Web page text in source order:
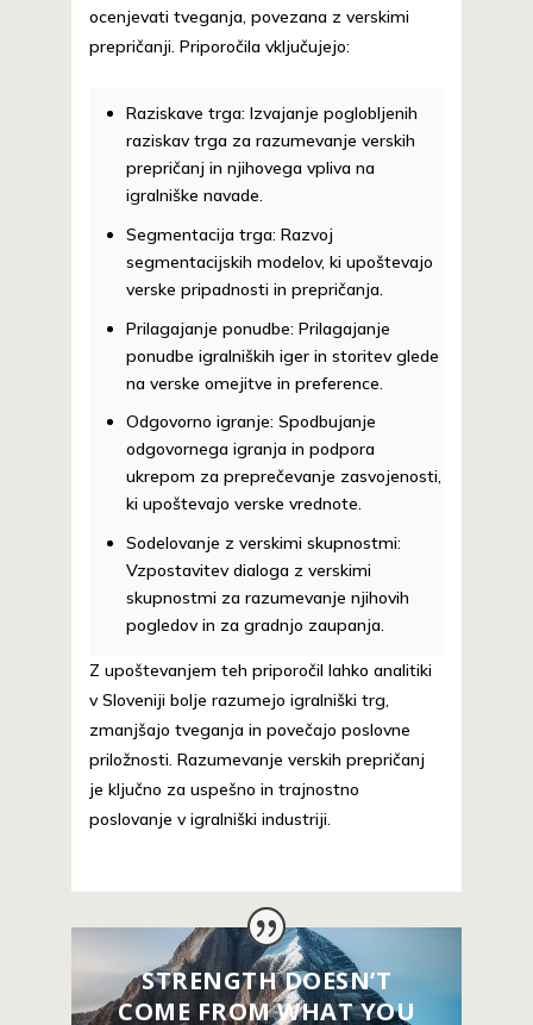
ocenjevati tveganja, povezana z verskimi
prepričanji. Priporočila vključujejo:
Raziskave trga: Izvajanje poglobljenih
raziskav trga za razumevanje verskih
prepričanj in njihovega vpliva na
igralniške navade.
Segmentacija trga: Razvoj
segmentacijskih modelov, ki upoštevajo
verske pripadnosti in prepričanja.
Prilagajanje ponudbe: Prilagajanje
ponudbe igralniških iger in storitev glede
na verske omejitve in preference.
Odgovorno igranje: Spodbujanje
odgovornega igranja in podpora
ukrepom za preprečevanje zasvojenosti,
ki upoštevajo verske vrednote.
Sodelovanje z verskimi skupnostmi:
Vzpostavitev dialoga z verskimi
skupnostmi za razumevanje njihovih
pogledov in za gradnjo zaupanja.
Z upoštevanjem teh priporočil lahko analitiki
v Sloveniji bolje razumejo igralniški trg,
zmanjšajo tveganja in povečajo poslovne
priložnosti. Razumevanje verskih prepričanj
je ključno za uspešno in trajnostno
poslovanje v igralniški industriji.
STRENGTH DOESN’T
COME FROM WHAT YOU